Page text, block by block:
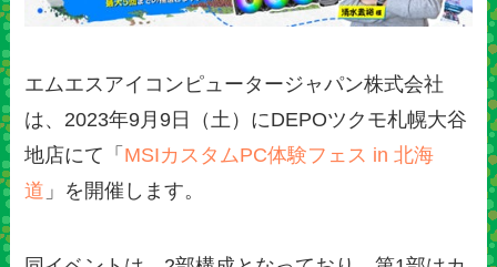
エムエスアイコンピュータージャパン株式会社
は、2023年9月9日（土）にDEPOツクモ札幌大谷
地店にて「 MSIカスタムPC体験フェス in 北海
道 」を開催します。